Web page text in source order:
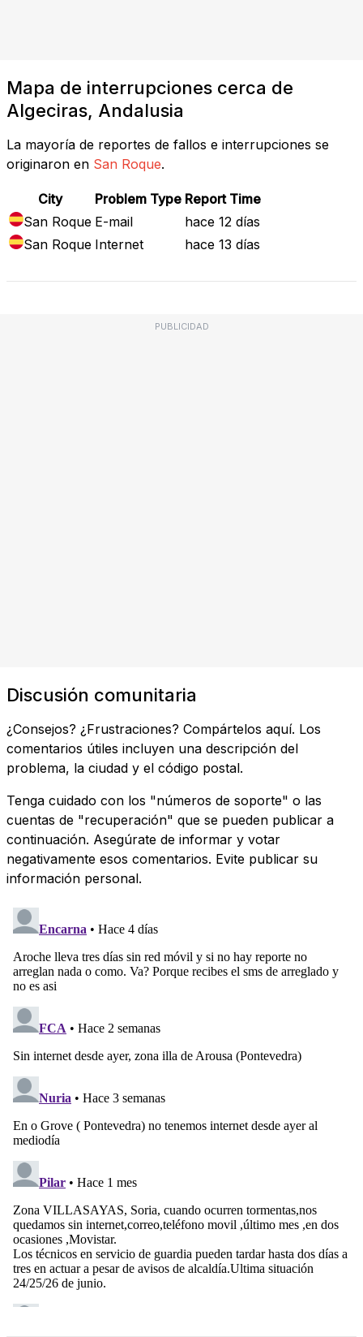
Mapa de interrupciones cerca de
Algeciras, Andalusia
La mayoría de reportes de fallos e interrupciones se
originaron en San Roque.
City Problem Type Report Time
San Roque E-mail
hace 12 días
San Roque Internet hace 13 días
PUBLICIDAD
Discusión comunitaria
¿Consejos? ¿Frustraciones? Compártelos aquí. Los
comentarios útiles incluyen una descripción del
problema, la ciudad y el código postal.
Tenga cuidado con los "números de soporte" o las
cuentas de "recuperación" que se pueden publicar a
continuación. Asegúrate de informar y votar
negativamente esos comentarios. Evite publicar su
información personal.